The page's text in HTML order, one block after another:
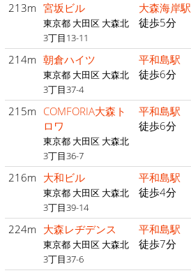
213m 宮坂ビル
東京都 大田区 大森北
3丁目13-11
大森海岸駅
徒歩5分
214m 朝倉ハイツ
東京都 大田区 大森北
3丁目37-4
平和島駅
徒歩6分
215m COMFORIA大森ト
ロワ
東京都 大田区 大森北
3丁目36-7
平和島駅
徒歩6分
216m 大和ビル
東京都 大田区 大森北
3丁目39-14
平和島駅
徒歩4分
224m 大森レヂデンス
東京都 大田区 大森北
3丁目37-6
平和島駅
徒歩7分